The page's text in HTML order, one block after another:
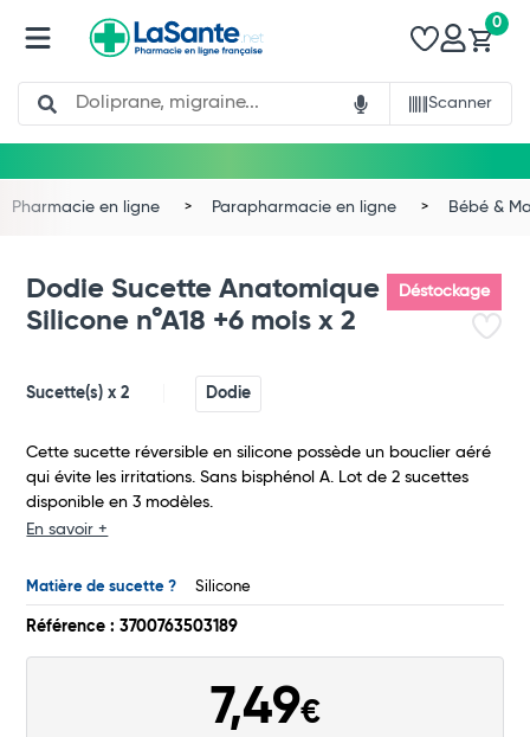
Search
Scanner
0
Commander
Pharmacie en ligne Parapharmacie en ligne Bébé &
Déstockage
Dodie Sucette Anatomique
Silicone n°A18 +6 mois x 2
Sucette(s) x 2 Dodie
Cette sucette réversible en silicone possède un bouclier aéré
qui évite les irritations. Sans bisphénol A. Lot de 2 sucettes
disponible en 3 modèles.
En savoir +
Matière de sucette ? Silicone
Référence : 3700763503189
7,49€